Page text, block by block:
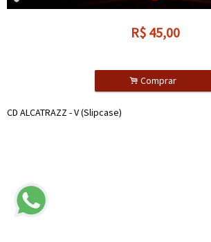
R$ 45,00
. Comprar
CD ALCATRAZZ - V (Slipcase)